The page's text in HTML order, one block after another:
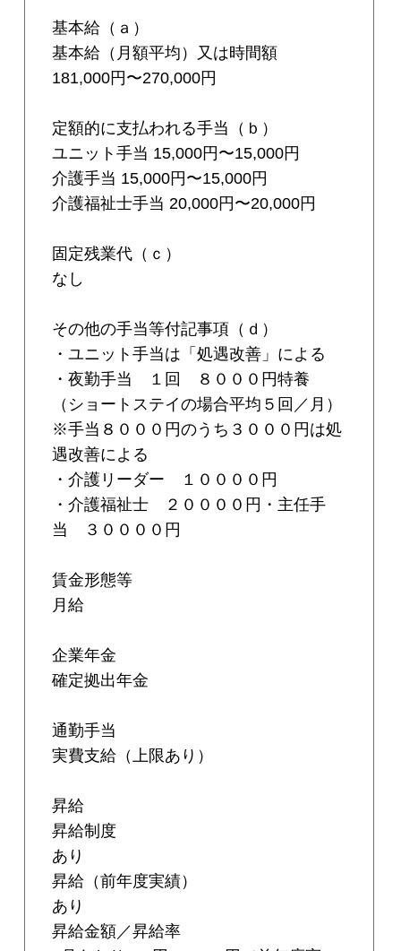
基本給（ａ）
基本給（月額平均）又は時間額
181,000円〜270,000円
定額的に支払われる手当（ｂ）
ユニット手当 15,000円〜15,000円
介護手当 15,000円〜15,000円
介護福祉士手当 20,000円〜20,000円
固定残業代（ｃ）
なし
その他の手当等付記事項（ｄ）
・ユニット手当は「処遇改善」による
・夜勤手当 １回 ８０００円特養
（ショートステイの場合平均５回／月）
※手当８０００円のうち３０００円は処
遇改善による
・介護リーダー １００００円
・介護福祉士 ２００００円・主任手
当 ３００００円
賃金形態等
月給
企業年金
確定拠出年金
通勤手当
実費支給（上限あり）
昇給
昇給制度
あり
昇給（前年度実績）
あり
昇給金額／昇給率